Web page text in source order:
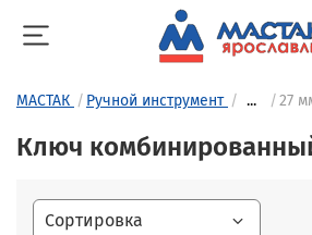
МАСТАК Ручной инструмент ... 27
Ключ